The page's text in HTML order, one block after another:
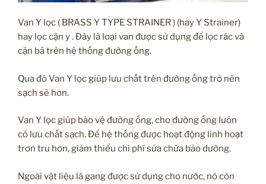
Van Y lọc ( BRASS Y TYPE STRAINER ) (hay Y Strainer)
hay lọc cặn y . Đây là loại van được sử dụng để lọc rác và
cặn bã trên hệ thống đường ống.
Qua đó Van Y lọc giúp lưu chất trên đường ống trở nên
sạch sẽ hơn.
Van Y lọc giúp bảo vệ đường ống, cho đường ống luôn
có lưu chất sạch. Để hệ thống được hoạt động linh hoạt
trơn tru hơn, giảm thiểu chi phí sửa chữa bảo dưỡng.
Ngoài vật liệu là gang được sử dụng cho nước, nó còn